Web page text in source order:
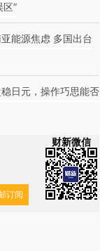
区”
能源焦虑 多国出台
日元，操作巧思能否
财新微信